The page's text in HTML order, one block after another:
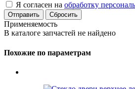
Я согласен на обработку
Сбросить
Применяемость
В каталоге запчастей не найдено
Похожие по параметрам